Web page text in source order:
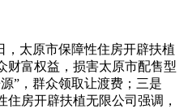
，太原市保障性住房开辟扶植
财富权益，损害太原市配售型
”，群众领取让渡费；三是
房开辟扶植无限公司强调，